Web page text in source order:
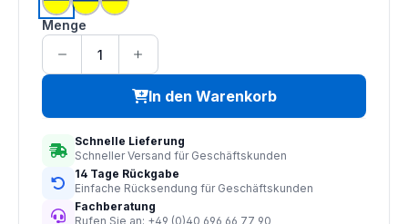
leuchtgelb | kornblau
leuchtgelb | marine
leuchtgelb | grau
Menge
In den Warenkorb
Schnelle Lieferung
Schneller Versand für Geschäftskunden
14 Tage Rückgabe
Einfache Rücksendung für Geschäftskunden
Fachberatung
Rufen Sie an: +49 (0)40 696 66 77 90